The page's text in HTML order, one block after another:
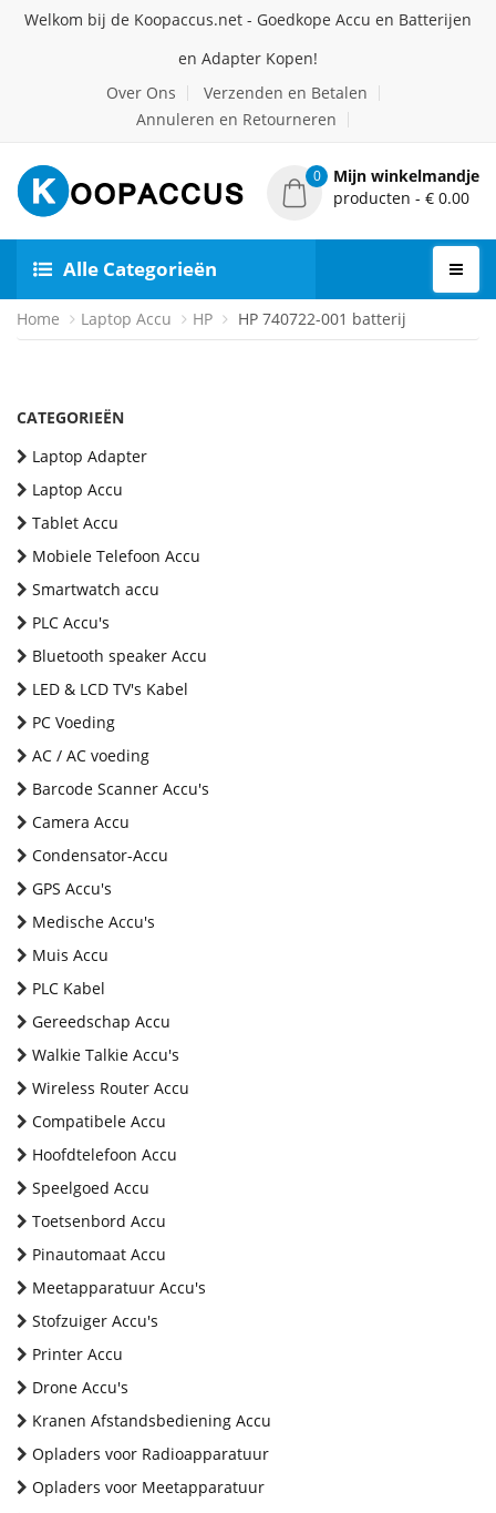
Welkom bij de Koopaccus.net - Goedkope Accu en Batterijen
en Adapter Kopen!
Over Ons
Verzenden en Betalen
Annuleren en Retourneren
0
Mijn winkelmandje
producten - € 0.00
Alle Categorieën
Home Laptop Accu HP HP 740722-001 batterij
CATEGORIEËN
Laptop Adapter
Laptop Accu
Tablet Accu
Mobiele Telefoon Accu
Smartwatch accu
PLC Accu's
Bluetooth speaker Accu
LED & LCD TV's Kabel
PC Voeding
AC / AC voeding
Barcode Scanner Accu's
Camera Accu
Condensator-Accu
GPS Accu's
Medische Accu's
Muis Accu
PLC Kabel
Gereedschap Accu
Walkie Talkie Accu's
Wireless Router Accu
Compatibele Accu
Hoofdtelefoon Accu
Speelgoed Accu
Toetsenbord Accu
Pinautomaat Accu
Meetapparatuur Accu's
Stofzuiger Accu's
Printer Accu
Drone Accu's
Kranen Afstandsbediening Accu
Opladers voor Radioapparatuur
Opladers voor Meetapparatuur